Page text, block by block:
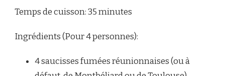
Temps de cuisson: 35 minutes
Ingrédients (Pour 4 personnes):
4 saucisses fumées réunionnaises (ou à